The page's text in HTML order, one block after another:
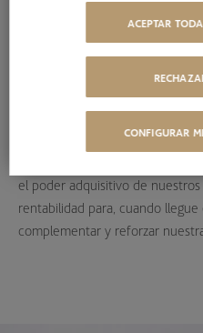
VEHÍCULO MÁS
PARA PREPARAR LA
El plan de pensiones es una
el poder adquisitivo de
rentabilidad para, cuando
complementar y reforzar
CONFIGURAR
ACEPTAR